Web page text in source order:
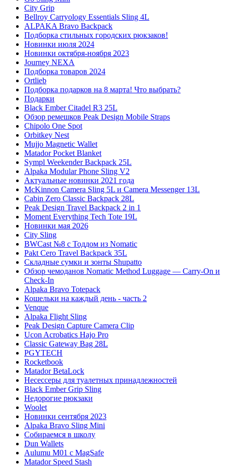
City Grip
Bellroy Carryology Essentials Sling 4L
ALPAKA Bravo Backpack
Подборка стильных городских рюкзаков!
Новинки июля 2024
Новинки октября-ноября 2023
Journey NEXA
Подборка товаров 2024
Ortlieb
Подборка подарков на 8 марта! Что выбрать?
Подарки
Black Ember Citadel R3 25L
Обзор ремешков Peak Design Mobile Straps
Chipolo One Spot
Orbitkey Nest
Mujjo Magnetic Wallet
Matador Pocket Blanket
Sympl Weekender Backpack 25L
Alpaka Modular Phone Sling V2
Актуальные новинки 2021 года
McKinnon Camera Sling 5L и Camera Messenger 13L
Cabin Zero Classic Backpack 28L
Peak Design Travel Backpack 2 in 1
Moment Everything Tech Tote 19L
Новинки мая 2026
City Sling
BWCast №8 с Тоддом из Nomatic
Pakt Cero Travel Backpack 35L
Складные сумки и зонты Shupatto
Обзор чемоданов Nomatic Method Luggage — Carry-On и
Check-In
Alpaka Bravo Totepack
Кошельки на каждый день - часть 2
Venque
Alpaka Flight Sling
Peak Design Capture Camera Clip
Ucon Acrobatics Hajo Pro
Classic Gateway Bag 28L
PGYTECH
Rocketbook
Matador BetaLock
Несессеры для туалетных принадлежностей
Black Ember Grip Sling
Недорогие рюкзаки
Woolet
Новинки сентября 2023
Alpaka Bravo Sling Mini
Собираемся в школу
Dun Wallets
Aulumu M01 с MagSafe
Matador Speed Stash